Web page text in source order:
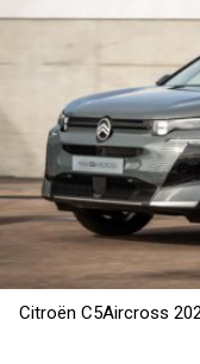
Citroën C5Aircross